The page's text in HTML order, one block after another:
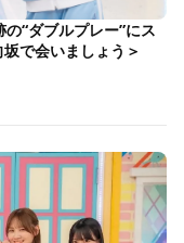
“ダブルプレー”にス
で会いましょう＞